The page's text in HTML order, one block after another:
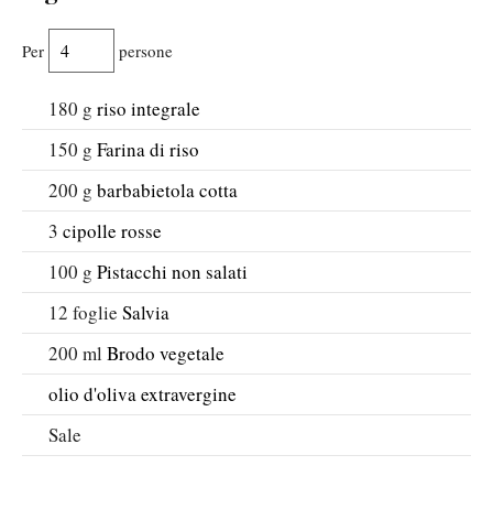
Per persone
180 g riso integrale
150 g Farina di riso
200 g barbabietola cotta
3 cipolle rosse
100 g Pistacchi non salati
12 foglie Salvia
200 ml Brodo vegetale
olio d'oliva extravergine
Sale